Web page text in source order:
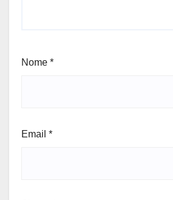
Nome *
Email *